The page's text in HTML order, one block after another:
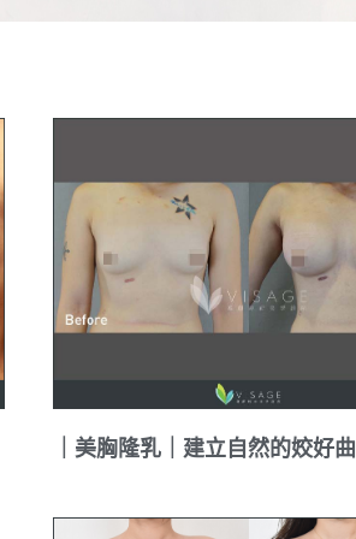
｜美胸隆乳｜建立自然的姣好